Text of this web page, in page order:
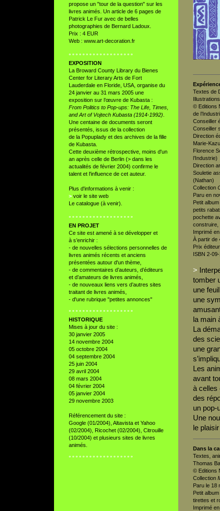
propose un "tour de la question" sur les
livres animés. Un article de 6 pages de
Patrick Le Fur avec de belles
photographies de Bernard Ladoux.
Prix : 4 EUR
Web : www.art-decoration.fr
° ° ° ° ° ° ° ° ° ° ° ° ° ° ° ° ° ° °
EXPOSITION
La Broward County Library du Bienes
Center for Literary Arts de Fort
Lauderdale en Floride, USA, organise du
24 janvier au 31 mars 2005 une
exposition sur l’œuvre de Kubasta :
From Politics to Pop-ups: The Life, Times,
and Art of Vojtech Kubasta (1914-1992)
Une centaine de documents seront
présentés, issus de la collection
de la Popuplady et des archives de la fille
de Kubasta.
Cette deuxième rétrospective, moins d'un
an après celle de Berlin (> dans les
actualités de février 2004) confirme le
talent et l'influence de cet auteur.
Plus d'informations à venir :
> voir le site web
Le catalogue (à venir).
° ° ° ° ° ° ° ° ° ° ° ° ° ° ° ° ° ° °
EN PROJET
Ce site est amené à se développer et
à s’enrichir :
- de nouvelles sélections personnelles de
livres animés récents et anciens
présentées autour d'un thème,
- de commentaires d’auteurs, d’éditeurs
et d’amateurs de livres animés,
- de nouveaux liens vers d’autres sites
traitant de livres animés,
- d'une rubrique "petites annonces"
° ° ° ° ° ° ° ° ° ° ° ° ° ° ° ° ° ° °
HISTORIQUE
Mises à jour du site :
30 janvier 2005
14 novembre 2004
05 octobre 2004
04 septembre 2004
25 juin 2004
29 avril 2004
08 mars 2004
04 février 2004
05 janvier 2004
29 novembre 2003
Référencement du site :
Google (01/2004), Altavista et Yahoo
(02/2004), Ricochet (02/2004), Citrouille
(10/2004) et plusieurs sites de livres
animés.
° ° ° ° ° ° ° ° ° ° ° ° ° ° ° ° ° ° °
Textes de
© Editions
de
Conseiller
Conseiller
Direction
Marie-
Florence
l’Industrie)
Direction
Souletie
(Nathan)
Collection
Paru en
Petit
petits
pochette
construire,
Imprimé
À partir de
Prix
ISBN 2-
>
tomber
une
une
la main
La
des
une
Les
avant
à celles
des
un pop-
Une
le
Dans la
Textes,
Thomas
© Editions
Collection
Paru le 18
Petit
tirettes et
Imprimé